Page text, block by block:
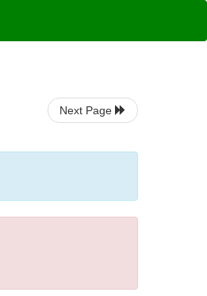
Next Page